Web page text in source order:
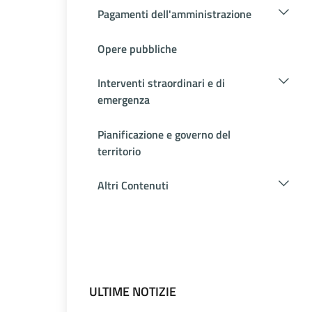
Pagamenti dell'amministrazione
Opere pubbliche
Interventi straordinari e di
emergenza
Pianificazione e governo del
territorio
Altri Contenuti
ULTIME NOTIZIE